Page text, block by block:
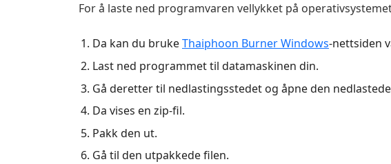
For å laste ned programvaren vellykket på
Da kan du brukeThaiphoon Burner Windows-nettsiden
Last ned programmet til datamaskinen din.
Gå deretter til nedlastingsstedet og åpne den
Da vises en zip-fil.
Pakk den ut.
Gå til den utpakkede filen.